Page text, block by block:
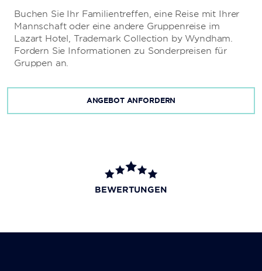
Buchen Sie Ihr Familientreffen, eine Reise mit Ihrer
Mannschaft oder eine andere Gruppenreise im
Lazart Hotel, Trademark Collection by Wyndham.
Fordern Sie Informationen zu Sonderpreisen für
Gruppen an.
ANGEBOT ANFORDERN
BEWERTUNGEN